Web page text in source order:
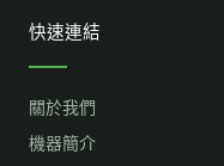
快速連結
關於我們
機器簡介